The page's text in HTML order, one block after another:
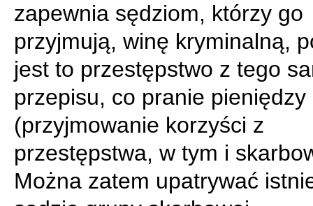
zapewnia sędziom, którzy go
przyjmują, winę kryminalną,
jest to przestępstwo z tego
przepisu, co pranie pieniędzy
(przyjmowanie korzyści z
przestępstwa, w tym i
Można zatem upatrywać